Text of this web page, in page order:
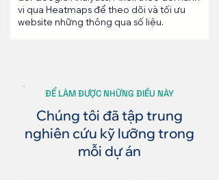
vi qua Heatmaps để theo dõi và tối ưu
website những thông qua số liệu.
ĐỂ LÀM ĐƯỢC NHỮNG ĐIỀU NÀY
Chúng tôi đã tập trung
nghiên cứu kỹ lưỡng trong
mỗi dự án